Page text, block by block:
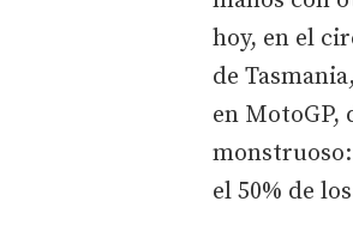
hoy, en el
de
en MotoGP,
el 50% de